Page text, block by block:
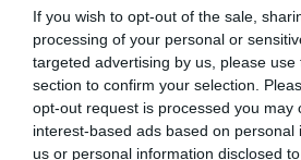
If you wish to opt-out of the sale,
processing of your personal or
targeted advertising by us, please
section to confirm your selection.
opt-out request is processed you may
interest-based ads based on personal
us or personal information disclosed
El IBEX 35 cerró la sesión
los 20.057 puntos, un
Eulogio López